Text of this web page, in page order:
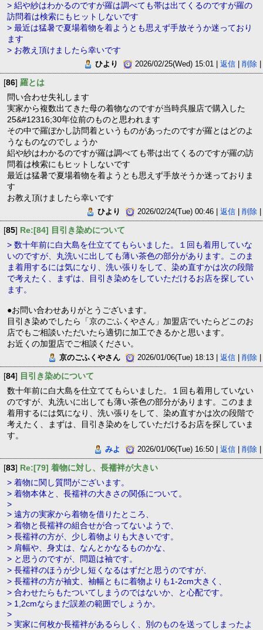
> 絽や紗はわかるのですが羅は調べても帯は出てくるのですが羅の
訪問着は検索にもヒットしないです
> 最近は猛暑で夏場着物を着ようとも思えず手放そうか迷っており
ます
> お教え頂けましたら幸いです
ひより 2026/02/25(Wed) 15:01 |返信 |削除
[86] 羅とは
問い合わせ失礼します
実家から複数出てきた母の着物なのですが当時呉服店で購入した
25&#12316;30年位前のものと思われます
その中で羅ぼかし訪問着というものがあったのですが羅とはどのよ
うなものなのでしょうか
絽や紗はわかるのですが羅は調べても帯は出てくるのですが羅の訪
問着は検索にもヒットしないです
最近は猛暑で夏場着物を着ようとも思えず手放そうか迷っておりま
す
お教え頂けましたら幸いです
ひより 2026/02/24(Tue) 00:46 |返信 |削除
[85] Re:[84] 目引き染めについて
> 数十年前に白大島を仕立ててもらいました。１回も着用していな
いのですが、丸洗いに出しても薄い茶色の部分があります。このま
ま着用するには気になり、洗い張りをして、染め直すかは次の段階
で考えたく、まずは、目引き染めをしていただけるお店を探してい
ます。
●お問い合わせありがとうございます。
目引き染めでしたら「京のごふくやさん」加盟店でいたらどこのお
店でもご相談いただいたら適切に加工できるかと思います。
お近くの加盟店でご相談ください。
京のごふくやさん 2026/01/06(Tue) 18:13 |返信 |削除
[84] 目引き染めについて
数十年前に白大島を仕立ててもらいました。１回も着用していない
のですが、丸洗いに出しても薄い茶色の部分があります。このまま
着用するには気になり、洗い張りをして、染め直すかは次の段階で
考えたく、まずは、目引き染めをしていただけるお店を探していま
す。
みよ 2026/01/06(Tue) 16:50 |返信 |削除
[83] Re:[79] 着物に対し、長襦袢が大きい
> 着物に関し質問がございます。
> 着物本体と、長襦袢の大きさの関係について。
>
> 遠方の実家から着物を借りたところ、
> 着物と長襦袢の組合せが合ってないようで、
> 長襦袢の方が、少し着物よりも大きいです。
> 肩幅や、身丈は、なんとかなるものかな、
> と思うのですが、問題は袖です。
> 長襦袢のほうが少し短くなるはずだと思うのですが、
> 長襦袢の方が袖丈、袖幅ともに着物よりも1-2cm大きく、
> 合わせたらもたついてしまうのではないか、と心配です。
> 1,2cmならまだ誤差の範囲でしょうか。
>
> 実家に何枚か長襦袢があるらしく、別のものを送ってしまったよ